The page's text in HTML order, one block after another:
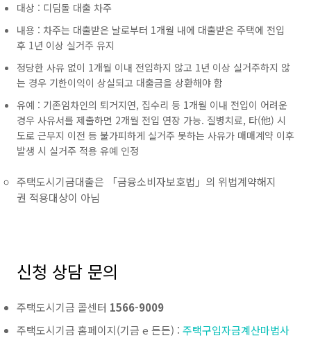
대상 : 디딤돌 대출 차주
내용 : 차주는 대출받은 날로부터 1개월 내에 대출받은 주택에 전입
후 1년 이상 실거주 유지
정당한 사유 없이 1개월 이내 전입하지 않고 1년 이상 실거주하지 않
는 경우 기한이익이 상실되고 대출금을 상환해야 함
유예 : 기존임차인의 퇴거지연, 집수리 등 1개월 이내 전입이 어려운
경우 사유서를 제출하면 2개월 전입 연장 가능. 질병치료, 타(他) 시
도로 근무지 이전 등 불가피하게 실거주 못하는 사유가 매매계약 이후
발생 시 실거주 적용 유예 인정
주택도시기금대출은 「금융소비자보호법」의 위법계약해지
권 적용대상이 아님
신청 상담 문의
주택도시기금 콜센터 1566-9009
주택도시기금 홈페이지(기금 e 든든) : 주택구입자금계산마법사